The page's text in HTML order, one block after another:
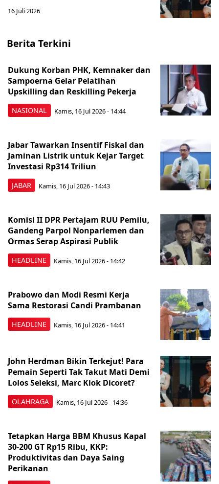
16 Juli 2026
Berita Terkini
NASIONAL
Dukung Korban PHK, Kemnaker dan
Sampoerna Gelar Pelatihan
Upskilling dan Reskilling Pekerja
Kamis, 16 Jul 2026 - 14:44
JABAR
Jabar Tawarkan Insentif Fiskal dan
Jaminan Listrik untuk Kejar Target
Investasi Rp314 Triliun
Kamis, 16 Jul 2026 - 14:43
HEADLINE
Komisi II DPR Pertajam RUU Pemilu,
Gandeng Parpol Nonparlemen dan
Ormas Serap Aspirasi Publik
Kamis, 16 Jul 2026 - 14:42
HEADLINE
Prabowo dan Modi Resmi Kerja
Sama Restorasi Candi Prambanan
Kamis, 16 Jul 2026 - 14:41
OLAHRAGA
John Herdman Bikin Terkejut! Para
Pemain Seperti Tak Takut Mati Demi
Lolos Seleksi, Marc Klok Dicoret?
Kamis, 16 Jul 2026 - 14:36
Tetapkan Harga BBM Khusus Kapal
30-200 GT Rp15 Ribu, KKP:
Produktivitas dan Daya Saing
Perikanan